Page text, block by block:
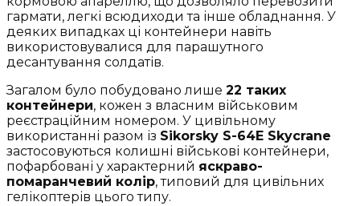
гармати, легкі всюдиходи та інше обладнання. У
деяких випадках ці контейнери навіть
використовувалися для парашутного
десантування солдатів.
Загалом було побудовано лише 22 таких
контейнери, кожен з власним військовим
реєстраційним номером. У цивільному
використанні разом із Sikorsky S-64E Skycrane
застосовуються колишні військові контейнери,
пофарбовані у характерний яскраво-
помаранчевий колір, типовий для цивільних
гелікоптерів цього типу.